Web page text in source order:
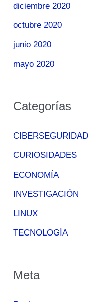
diciembre 2020
octubre 2020
junio 2020
mayo 2020
Categorías
CIBERSEGURIDAD
CURIOSIDADES
ECONOMÍA
INVESTIGACIÓN
LINUX
TECNOLOGÍA
Meta